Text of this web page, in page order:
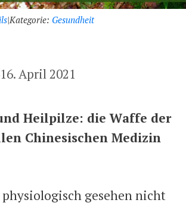
|Kategorie: Gesundheit
16. April 2021
Heilpilze: die Waffe der
Chinesischen Medizin
gesehen nicht